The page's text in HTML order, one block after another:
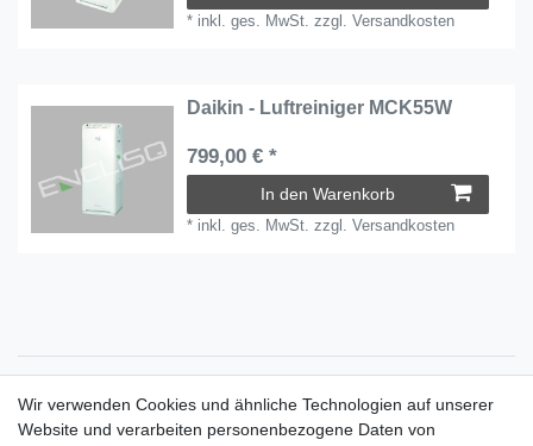
* inkl. ges. MwSt. zzgl.Versandkosten
Daikin - Luftreiniger MCK55W
799,00 € *
In den Warenkorb
* inkl. ges. MwSt. zzgl.Versandkosten
Versandkosten
Der Weg zur eigenen Klimaanlage
Wir verwenden Cookies und ähnliche Technologien auf unserer
Website und verarbeiten personenbezogene Daten von